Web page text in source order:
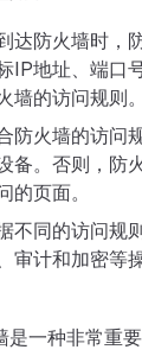
达防火墙时，
IP地址、端口
墙的访问规则。
防火墙的访问
备。否则，防
的页面。
不同的访问规
审计和加密等
是一种非常重